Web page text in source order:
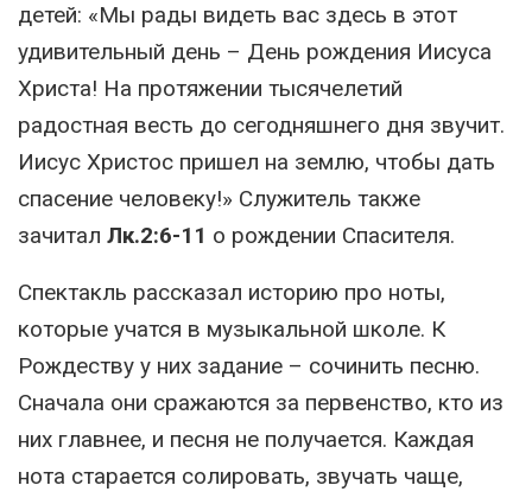
детей: «Мы рады видеть вас здесь в этот
удивительный день – День рождения Иисуса
Христа! На протяжении тысячелетий
радостная весть до сегодняшнего дня звучит.
Иисус Христос пришел на землю, чтобы дать
спасение человеку!» Служитель также
зачитал Лк.2:6-11 о рождении Спасителя.
Спектакль рассказал историю про ноты,
которые учатся в музыкальной школе. К
Рождеству у них задание – сочинить песню.
Сначала они сражаются за первенство, кто из
них главнее, и песня не получается. Каждая
нота старается солировать, звучать чаще,